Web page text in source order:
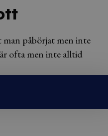
påbörjat men inte
ofta men inte alltid